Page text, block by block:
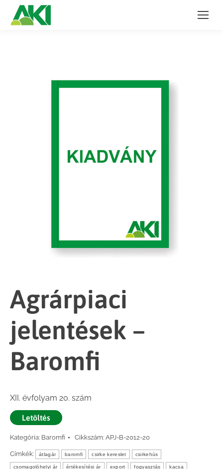
Agrárpiaci
jelentések –
Baromfi
XII. évfolyam 20. szám
Letöltés
Kategória: Baromfi Cikkszám: APJ-B-2012-20
Címkék: átlagár baromfi csirke kereslet csirkehús
csomagolóhelyi ár értékesítési ár export fogyasztás kacsa